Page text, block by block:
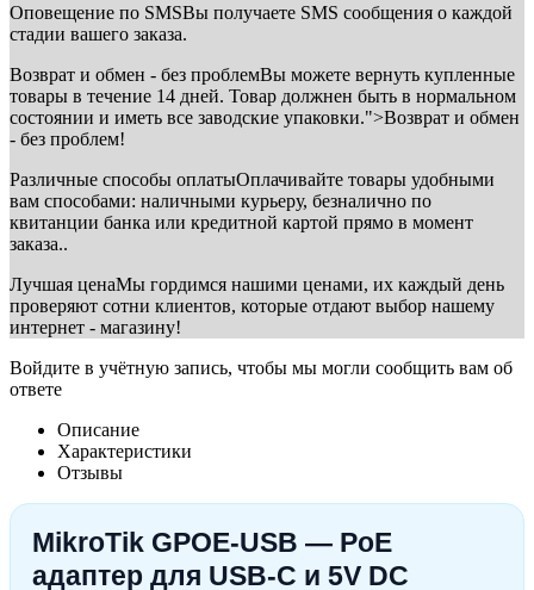
Оповещение по SMSВы получаете SMS сообщения о каждой
стадии вашего заказа.
Возврат и обмен - без проблемВы можете вернуть купленные
товары в течение 14 дней. Товар должнен быть в нормальном
состоянии и иметь все заводские упаковки.">Возврат и обмен
- без проблем!
Различные способы оплатыОплачивайте товары удобными
вам способами: наличными курьеру, безналично по
квитанции банка или кредитной картой прямо в момент
заказа..
Лучшая ценаМы гордимся нашими ценами, их каждый день
проверяют сотни клиентов, которые отдают выбор нашему
интернет - магазину!
Войдите в учётную запись, чтобы мы могли сообщить вам об
ответе
Описание
Характеристики
Отзывы
MikroTik GPOE-USB — PoE
адаптер для USB-C и 5V DC